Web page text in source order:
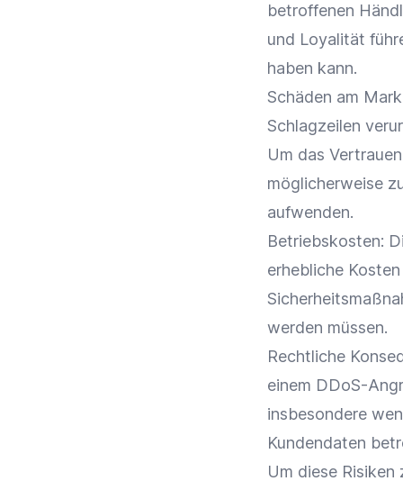
betroffenen
und Loyalität
haben kann.
Schäden am
Schlagzeilen
Um das
möglicherweise
aufwenden.
Betriebskosten:
erhebliche
werden müssen.
Rechtliche
einem DDoS-
insbesondere
Kundendaten
Um diese